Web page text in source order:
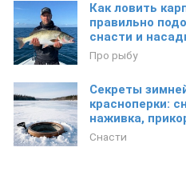
Как ловить
правильно
снасти и
Про рыбу
Секреты
красноперки:
наживка,
Снасти